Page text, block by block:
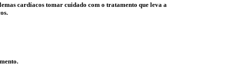
cardíacos tomar cuidado com o tratamento que leva a